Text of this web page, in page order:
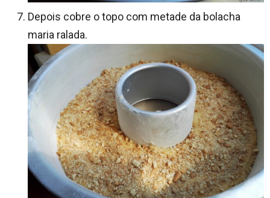
Depois cobre o topo com metade da bolacha
maria ralada.